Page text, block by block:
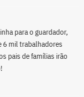
para o guardador,
6 mil trabalhadores
pais de famílias irão